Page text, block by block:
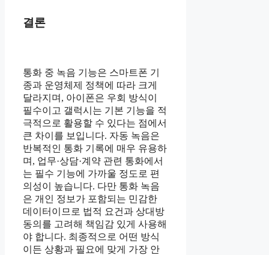
결론
통화 중 녹음 기능은 스마트폰 기
종과 운영체제 정책에 따라 크게
달라지며, 아이폰은 우회 방식이
필수이고 갤럭시는 기본 기능을 적
극적으로 활용할 수 있다는 점에서
큰 차이를 보입니다. 자동 녹음은
반복적인 통화 기록에 매우 유용하
며, 업무·상담·계약 관련 통화에서
는 필수 기능에 가까울 정도로 편
의성이 높습니다. 다만 통화 녹음
은 개인 정보가 포함되는 민감한
데이터이므로 법적 요건과 상대방
동의를 고려해 책임감 있게 사용해
야 합니다. 최종적으로 어떤 방식
이든 상황과 필요에 맞게 가장 안